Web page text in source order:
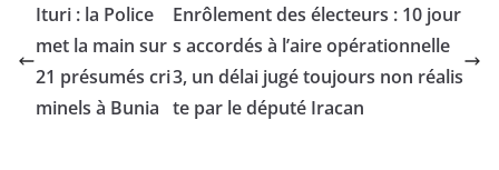
Ituri : la Police
met la main sur
21 présumés cri
minels à Bunia
Enrôlement des électeurs : 10 jour
s accordés à l’aire opérationnelle
3, un délai jugé toujours non réalis
te par le député Iracan